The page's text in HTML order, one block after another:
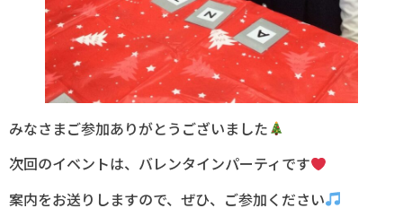
みなさまご参加ありがとうございました
次回のイベントは、バレンタインパーティです
案内をお送りしますので、ぜひ、ご参加ください